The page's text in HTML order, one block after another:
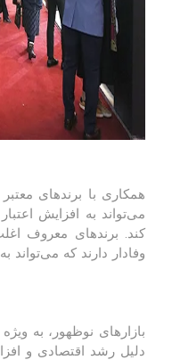
همکاری با برندهای
می‌تواند به افزایش
کند. برندهای معروف
وفادار دارند که می‌تواند
بازارهای نوظهور، به
دلیل رشد اقتصادی و